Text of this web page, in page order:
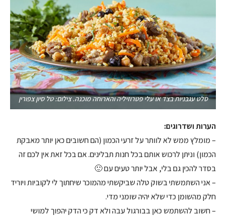
סלט עגבניות בצד או עלי פטרוזיליה והארוחה מוכנה. צילום: טל סיון צפורין
הערות ושדרוגים:
– מומלץ ממש לא לוותר על זרעי הכמון (הם חשובים כאן יותר מאבקת
הכמון) וניתן לרכוש אותם בכל חנות תבלינים. אם בכל זאת אין לכם זה
בסדר להכין גם בלי, אבל יותר טעים עם 🙂
– אני השתמשתי בשוק טלה שביקשתי מהמוכר שיחתוך לי לקוביות ויוריד
חלק מהשומן כדי שלא יהיה שומני מדי.
– חשוב להשתמש כאן בבורגול עבה ולא דק כי הדק יהפוך למושי